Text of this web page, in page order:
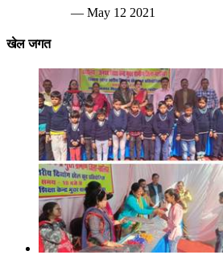
— May 12 2021
खेल जगत